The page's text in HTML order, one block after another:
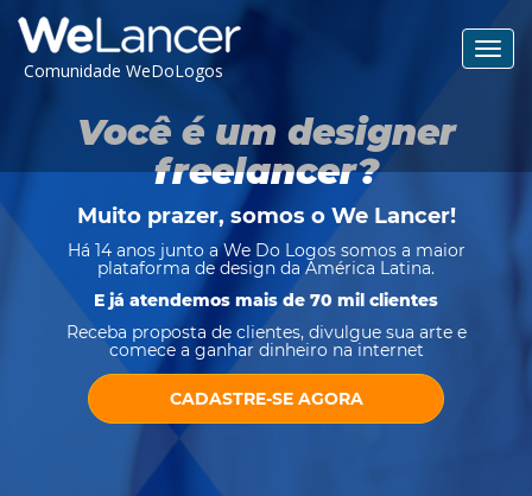
Comunidade WeDoLogos
Você é um designer
freelancer?
Muito prazer, somos o We Lancer!
Há 14 anos junto a We Do Logos somos a maior
plataforma de design da América Latina.
E já atendemos mais de 70 mil clientes
Receba proposta de clientes, divulgue sua arte e
comece a ganhar dinheiro na internet
CADASTRE-SE AGORA